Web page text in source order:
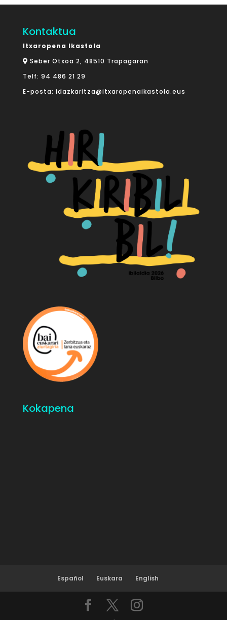
Kontaktua
Itxaropena Ikastola
Seber Otxoa 2, 48510 Trapagaran
Telf: 94 486 21 29
E-posta: idazkaritza@itxaropenaikastola.eus
Kokapena
Español Euskara English